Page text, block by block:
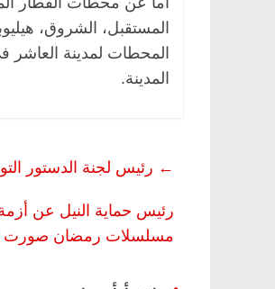
المستقبل، الشروق،
المحطات لمدينة
المدينة.
← رئيس لجنة الدستور
رئيس حماية النيل عن
مسلسلات رمضان صورت
في ذكرى رحيله..
قانوني دافع عن
للحرية (بروفايل)
وحيداً على أبواب